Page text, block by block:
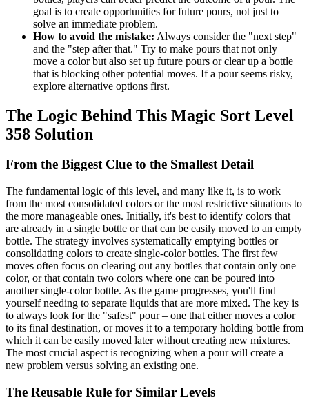
goal is to create opportunities for future pours, not just to
solve an immediate problem.
How to avoid the mistake: Always consider the "next step"
and the "step after that." Try to make pours that not only
move a color but also set up future pours or clear up a bottle
that is blocking other potential moves. If a pour seems risky,
explore alternative options first.
The Logic Behind This Magic Sort Level
358 Solution
From the Biggest Clue to the Smallest Detail
The fundamental logic of this level, and many like it, is to work
from the most consolidated colors or the most restrictive situations to
the more manageable ones. Initially, it's best to identify colors that
are already in a single bottle or that can be easily moved to an empty
bottle. The strategy involves systematically emptying bottles or
consolidating colors to create single-color bottles. The first few
moves often focus on clearing out any bottles that contain only one
color, or that contain two colors where one can be poured into
another single-color bottle. As the game progresses, you'll find
yourself needing to separate liquids that are more mixed. The key is
to always look for the "safest" pour – one that either moves a color
to its final destination, or moves it to a temporary holding bottle from
which it can be easily moved later without creating new mixtures.
The most crucial aspect is recognizing when a pour will create a
new problem versus solving an existing one.
The Reusable Rule for Similar Levels